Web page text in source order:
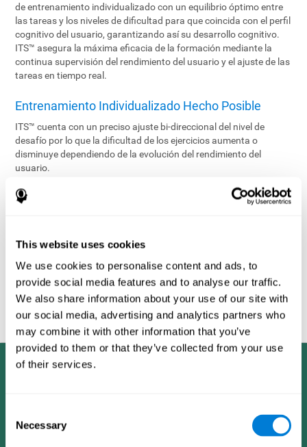
This website uses cookies
We use cookies to personalise content and ads, to
provide social media features and to analyse our traffic.
We also share information about your use of our site with
our social media, advertising and analytics partners who
may combine it with other information that you’ve
provided to them or that they’ve collected from your use
of their services.
Selection
Necessary
de entrenamiento individualizado con un equilibrio óptimo entre
las tareas y los niveles de dificultad para que coincida con el perfil
cognitivo del usuario, garantizando así su desarrollo cognitivo.
ITS™ asegura la máxima eficacia de la formación mediante la
continua supervisión del rendimiento del usuario y el ajuste de las
tareas en tiempo real.
Entrenamiento Individualizado Hecho Posible
ITS™ cuenta con un preciso ajuste bi-direccional del nivel de
desafío por lo que la dificultad de los ejercicios aumenta o
disminuye dependiendo de la evolución del rendimiento del
usuario.
determinar el perfil cognitivo del usuario es una comparación con
evaluación es la inmensa base de datos de CogniFit que contiene
la información obtenida de muchos usuarios diferentes. Este
conjunto de información es compartida por todos los productos
de ejercicio cerebral de CogniFit, permitiendo así la elaboración de
los datos estadísticos que posibilitan analizar a cada usuario y
generar una retroalimentación positiva.